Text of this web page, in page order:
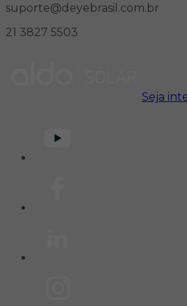
suporte@deyebrasil.com.br
21 3827 5503
Seja